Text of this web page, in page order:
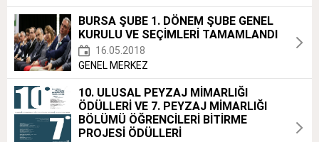
BURSA ŞUBE 1. DÖNEM ŞUBE GENEL
KURULU VE SEÇİMLERİ TAMAMLANDI
16.05.2018
GENEL MERKEZ
10. ULUSAL PEYZAJ MİMARLIĞI
ÖDÜLLERİ VE 7. PEYZAJ MİMARLIĞI
BÖLÜMÜ ÖĞRENCİLERİ BİTİRME
PROJESİ ÖDÜLLERİ